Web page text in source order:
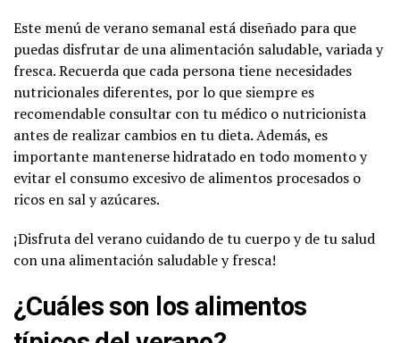
Este menú de verano semanal está diseñado para que
puedas disfrutar de una alimentación saludable, variada y
fresca. Recuerda que cada persona tiene necesidades
nutricionales diferentes, por lo que siempre es
recomendable consultar con tu médico o nutricionista
antes de realizar cambios en tu dieta. Además, es
importante mantenerse hidratado en todo momento y
evitar el consumo excesivo de alimentos procesados o
ricos en sal y azúcares.
¡Disfruta del verano cuidando de tu cuerpo y de tu salud
con una alimentación saludable y fresca!
¿Cuáles son los alimentos